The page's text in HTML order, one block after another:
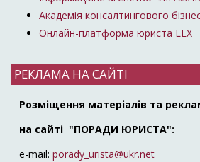
Академія консалтингового
Онлайн-платформа юриста LEX
РЕКЛАМА НА САЙТІ
Розміщення матеріалів та
на сайті "ПОРАДИ ЮРИСТА":
e-mail: porady_urista@ukr.net